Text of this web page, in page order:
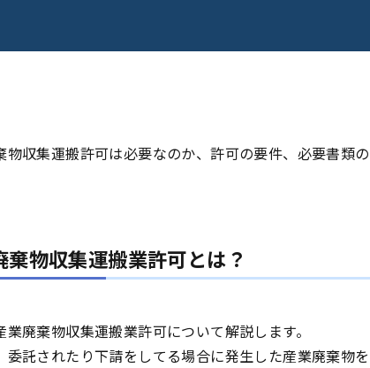
物収集運搬許可は必要なのか、許可の要件、必要書類の
棄物収集運搬業許可とは？
業廃棄物収集運搬業許可について解説します。
委託されたり下請をしてる場合に発生した産業廃棄物